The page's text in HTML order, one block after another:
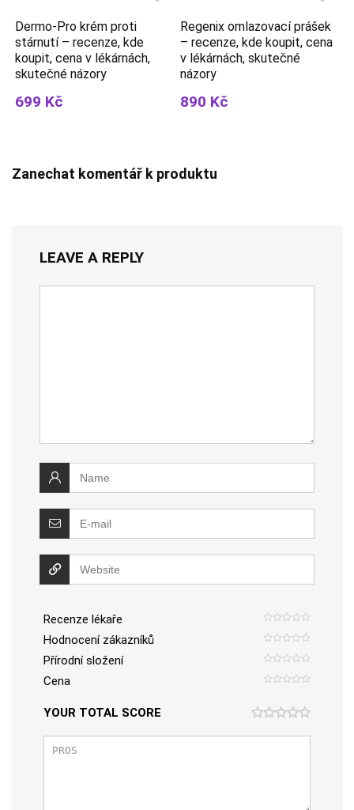
Dermo-Pro krém proti
stárnutí – recenze, kde
koupit, cena v lékárnách,
skutečné názory
699 Kč
Regenix omlazovací prášek
– recenze, kde koupit, cena
v lékárnách, skutečné
názory
890 Kč
Zanechat komentář k produktu
LEAVE A REPLY
Recenze lékaře
Hodnocení zákazníků
Přírodní složení
Cena
YOUR TOTAL SCORE